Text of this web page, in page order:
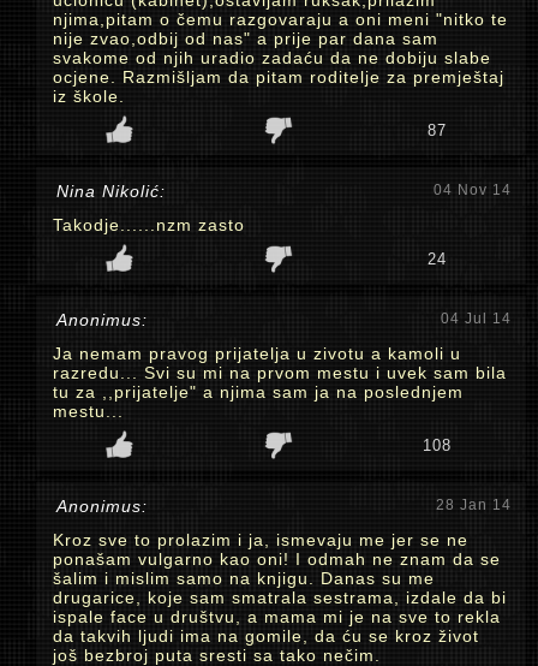
njima,pitam o čemu razgovaraju a oni meni "nitko te
nije zvao,odbij od nas" a prije par dana sam
svakome od njih uradio zadaću da ne dobiju slabe
ocjene. Razmišljam da pitam roditelje za premještaj
iz škole.
87
Nina Nikolić: 04 Nov 14
Takodje......nzm zasto
24
Anonimus: 04 Jul 14
Ja nemam pravog prijatelja u zivotu a kamoli u
razredu... Svi su mi na prvom mestu i uvek sam bila
tu za ,,prijatelje" a njima sam ja na poslednjem
mestu...
108
Anonimus: 28 Jan 14
Kroz sve to prolazim i ja, ismevaju me jer se ne
ponašam vulgarno kao oni! I odmah ne znam da se
šalim i mislim samo na knjigu. Danas su me
drugarice, koje sam smatrala sestrama, izdale da bi
ispale face u društvu, a mama mi je na sve to rekla
da takvih ljudi ima na gomile, da ću se kroz život
još bezbroj puta sresti sa tako nečim.